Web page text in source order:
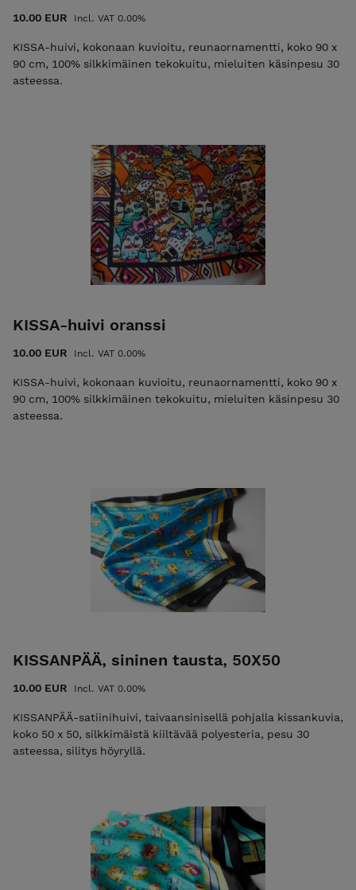
10.00 EUR Incl. VAT 0.00%
KISSA-huivi, kokonaan kuvioitu, reunaornamentti, koko 90 x
90 cm, 100% silkkimäinen tekokuitu, mieluiten käsinpesu 30
asteessa.
KISSA-huivi oranssi
10.00 EUR Incl. VAT 0.00%
KISSA-huivi, kokonaan kuvioitu, reunaornamentti, koko 90 x
90 cm, 100% silkkimäinen tekokuitu, mieluiten käsinpesu 30
asteessa.
KISSANPÄÄ, sininen tausta, 50X50
10.00 EUR Incl. VAT 0.00%
KISSANPÄÄ-satiinihuivi, taivaansinisellä pohjalla kissankuvia,
koko 50 x 50, silkkimäistä kiiltävää polyesteria, pesu 30
asteessa, silitys höyryllä.